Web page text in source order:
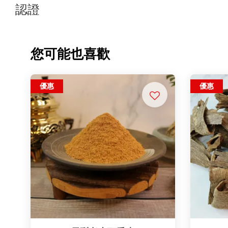
認證
您可能也喜歡
優惠 優惠